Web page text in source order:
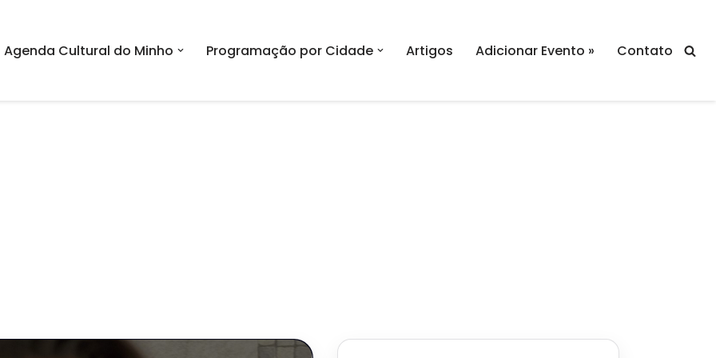
Agenda Cultural do Minho Programação por Cidade Artigos Adicionar Evento » Contato